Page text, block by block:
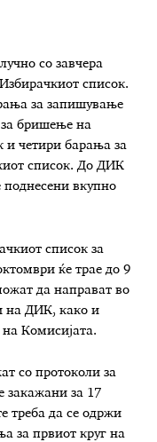
со завчера
список.
за запишување
за бришење на
и четири барања за
список. До ДИК
поднесени вкупно
список за
ќе трае до 9
да направат во
на ДИК, како и
на Комисијата.
со протоколи за
закажани за 17
треба да се одржи
за првиот круг на